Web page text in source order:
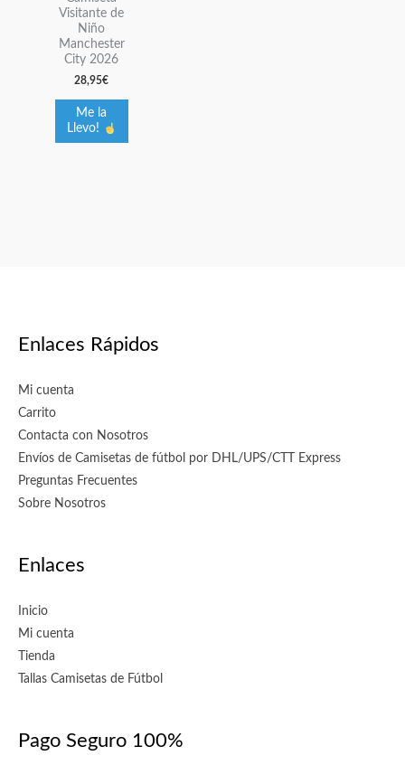
Visitante de
Niño
Manchester
City 2026
28,95€
Me la
Llevo!
Las
opciones
se
pueden
elegir
en
Enlaces Rápidos
Mi cuenta
Carrito
Contacta con Nosotros
Envíos de Camisetas de fútbol por DHL/UPS/CTT Express
Preguntas Frecuentes
Sobre Nosotros
Enlaces
Inicio
Mi cuenta
Tienda
Tallas Camisetas de Fútbol
Pago Seguro 100%